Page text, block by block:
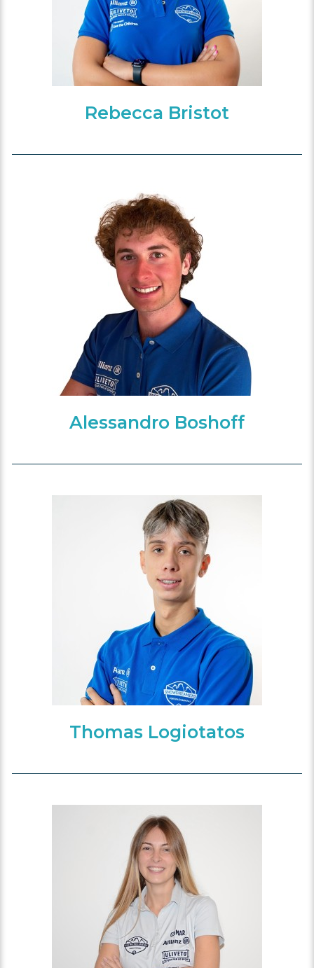
Rebecca Bristot
Alessandro Boshoff
Thomas Logiotatos